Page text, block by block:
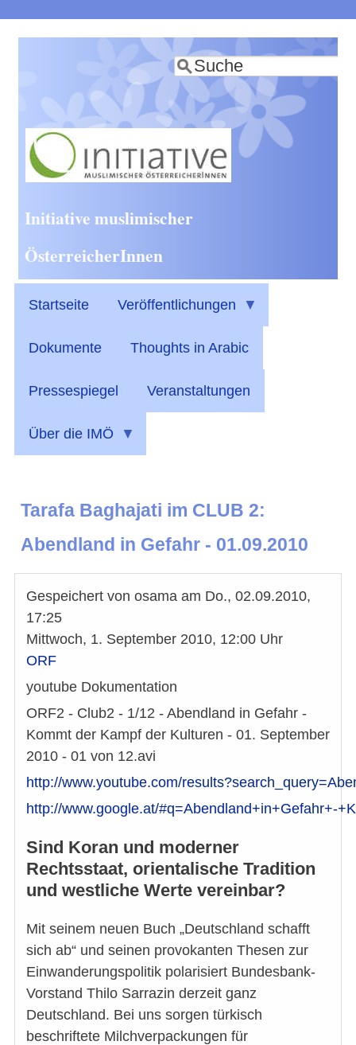
zum
Inhalt
Suche
Initiative muslimischer
ÖsterreicherInnen
Startseite Veröffentlichungen
Dokumente Thoughts in Arabic
Pressespiegel Veranstaltungen
Über die IMÖ
Tarafa Baghajati im CLUB 2:
Abendland in Gefahr - 01.09.2010
Gespeichert von osama am Do., 02.09.2010,
17:25
Mittwoch, 1. September 2010, 12:00 Uhr
ORF
youtube Dokumentation
ORF2 - Club2 - 1/12 - Abendland in Gefahr -
Kommt der Kampf der Kulturen - 01. September
2010 - 01 von 12.avi
http://www.youtube.com/
http://www.google.at/#q=Abendland+in+Gefahr+-
Sind Koran und moderner
Rechtsstaat, orientalische Tradition
und westliche Werte vereinbar?
Mit seinem neuen Buch „Deutschland schafft
sich ab“ und seinen provokanten Thesen zur
Einwanderungspolitik polarisiert Bundesbank-
Vorstand Thilo Sarrazin derzeit ganz
Deutschland. Bei uns sorgen türkisch
beschriftete Milchverpackungen für